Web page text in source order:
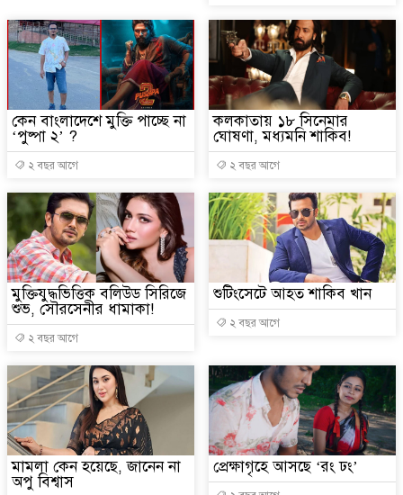
কেন বাংলাদেশে মুক্তি পাচ্ছে না
‘পুষ্পা ২’ ?
২ বছর আগে
কলকাতায় ১৮ সিনেমার
ঘোষণা, মধ্যমনি শাকিব!
২ বছর আগে
মুক্তিযুদ্ধভিত্তিক বলিউড সিরিজে
শুভ, সৌরসেনীর ধামাকা!
২ বছর আগে
শুটিংসেটে আহত শাকিব খান
২ বছর আগে
মামলা কেন হয়েছে, জানেন না
অপু বিশ্বাস
প্রেক্ষাগৃহে আসছে ‘রং ঢং’